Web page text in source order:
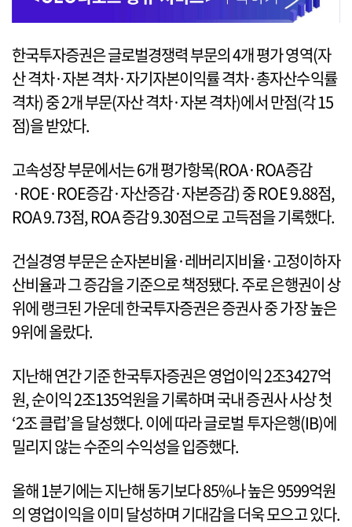
한국투자증권은 글로벌경쟁력 부문의 4개 평가 영역(자
산 격차·자본 격차·자기자본이익률 격차·총자산수익률
격차) 중 2개 부문(자산 격차·자본 격차)에서 만점(각 15
점)을 받았다.
고속성장 부문에서는 6개 평가항목(ROA·ROA증감
·ROE·ROE증감·자산증감·자본증감) 중 ROE 9.88점,
ROA 9.73점, ROA 증감 9.30점으로 고득점을 기록했다.
건실경영 부문은 순자본비율·레버리지비율·고정이하자
산비율과 그 증감을 기준으로 책정됐다. 주로 은행권이 상
위에 랭크된 가운데 한국투자증권은 증권사 중 가장 높은
9위에 올랐다.
지난해 연간 기준 한국투자증권은 영업이익 2조3427억
원, 순이익 2조135억원을 기록하며 국내 증권사 사상 첫
‘2조 클럽’을 달성했다. 이에 따라 글로벌 투자은행(IB)에
밀리지 않는 수준의 수익성을 입증했다.
올해 1분기에는 지난해 동기보다 85%나 높은 9599억원
의 영업이익을 이미 달성하며 기대감을 더욱 모으고 있다.